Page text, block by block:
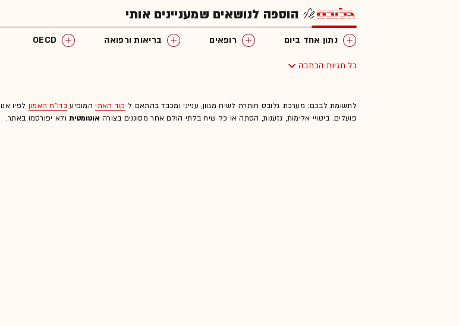
הוספה לנושאים שמעניינים אותי
נתון אחד ביום רופאים בריאות ורפואה OECD
כל תגיות הכתבה
לתשומת לבכם: מערכת גלובס חותרת לשיח מגוון, ענייני ומכבד בהתאם ל קוד האתיהמופיעבדו"ח האמון לפיו אנו
פועלים. ביטויי אלימות, גזענות, הסתה או כל שיח בלתי הולם אחר מסוננים בצורה אוטומטיתולא יפורסמו באתר.